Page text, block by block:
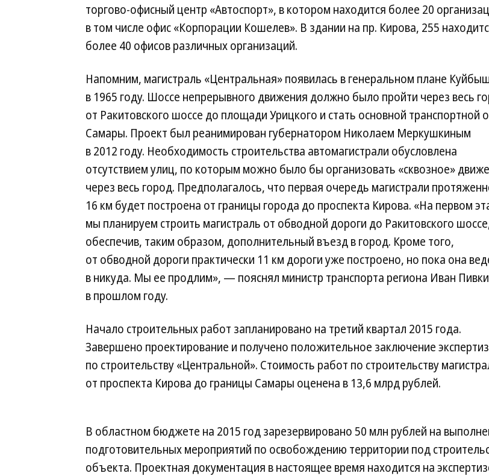
торгово‑офисный центр «Автоспорт», в котором находится более 20
в том числе офис «Корпорации Кошелев». В здании на пр. Кирова, 255
более 40 офисов различных организаций.
Напомним, магистраль «Центральная» появилась в генеральном плане
в 1965 году. Шоссе непрерывного движения должно было пройти через весь
от Ракитовского шоссе до площади Урицкого и стать основной транспортной
Самары. Проект был реанимирован губернатором Николаем Меркушкиным
в 2012 году. Необходимость строительства автомагистрали обусловлена
отсутствием улиц, по которым можно было бы организовать «сквозное»
через весь город. Предполагалось, что первая очередь магистрали
16 км будет построена от границы города до проспекта Кирова. «На первом
мы планируем строить магистраль от обводной дороги до Ракитовского
обеспечив, таким образом, дополнительный въезд в город. Кроме того,
от обводной дороги практически 11 км дороги уже построено, но пока она
в никуда. Мы ее продлим», — пояснял министр транспорта региона Иван
в прошлом году.
Начало строительных работ запланировано на третий квартал 2015 года.
Завершено проектирование и получено положительное заключение
по строительству «Центральной». Стоимость работ по строительству
от проспекта Кирова до границы Самары оценена в 13,6 млрд рублей.
В областном бюджете на 2015 год зарезервировано 50 млн рублей на
подготовительных мероприятий по освобождению территории под
объекта. Проектная документация в настоящее время находится на